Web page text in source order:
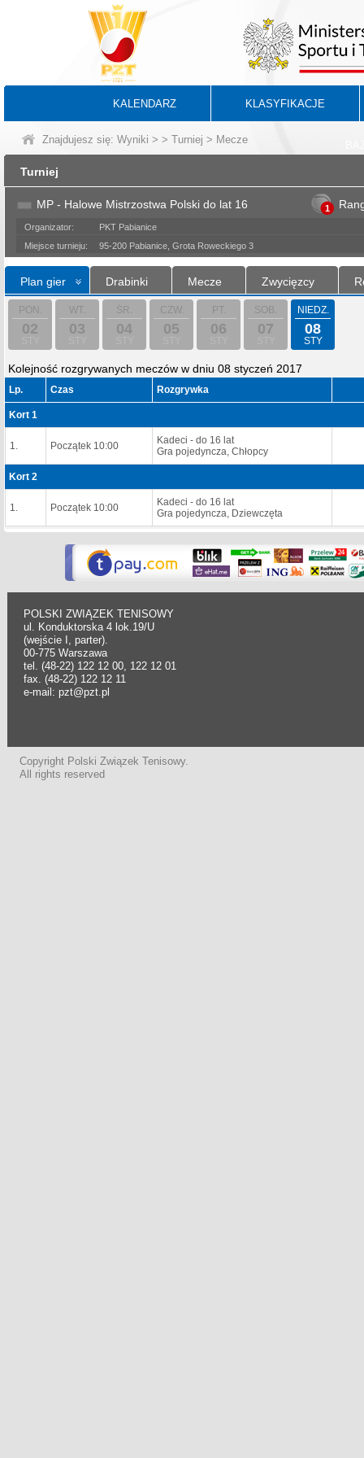
KALENDARZ KLASYFIKACJE
Znajdujesz się: Wyniki > > Turniej > Mecze
Turniej
MP - Halowe Mistrzostwa Polski do lat 16 1
Organizator:
PKT Pabianice
Miejsce turnieju:
95-200 Pabianice, Grota Roweckiego 3
Plan gier Drabinki Mecze Zwycięzcy
PON.
02
WT.
03
ŚR.
04
CZW.
05
PT.
06
SOB.
07
NIEDZ.
08
STY
Kolejność rozgrywanych meczów w dniu 08 styczeń 2017
Lp. Czas Rozgrywka
Kort 1
1. Początek 10:00
Kadeci - do 16 lat
Gra pojedyncza, Chłopcy
Kort 2
1. Początek 10:00
Kadeci - do 16 lat
Gra pojedyncza, Dziewczęta
POLSKI ZWIĄZEK TENISOWY
ul. Konduktorska 4 lok.19/U
(wejście I, parter).
00-775 Warszawa
tel. (48-22) 122 12 00, 122 12 01
fax. (48-22) 122 12 11
e-mail: pzt@pzt.pl
Copyright Polski Związek Tenisowy.
All rights reserved